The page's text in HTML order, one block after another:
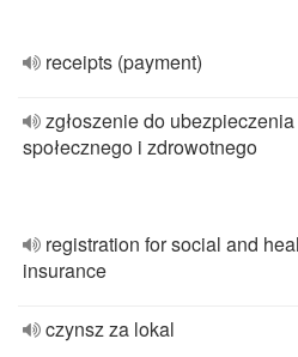
receipts (payment)
zgłoszenie do ubezpieczenia
społecznego i zdrowotnego
registration for social and
insurance
czynsz za lokal